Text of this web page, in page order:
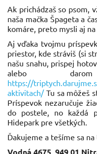
Ak prichádzaš so psom,
naša mačka Špageta a
komáre, preto mysli aj
Aj vďaka tvojmu
priestor, kde stráviš (si
našu snahu, prispej
alebo
https://
aktivitach/Tu sa môžeš
Príspevok nezaručuje
do postele, no každá
Hidepark pre všetkých.
Ďakujeme a tešíme sa
Vodná 4675, 949 01